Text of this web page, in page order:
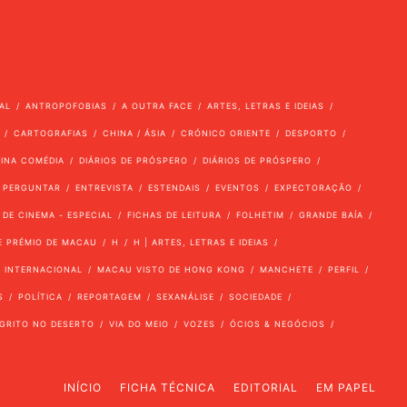
ANTROPOFOBIAS A OUTRA FACE ARTES, LETRAS E IDEIAS
CARTOGRAFIAS CHINA / ÁSIA CRÓNICO ORIENTE DESPORTO
COMÉDIA DIÁRIOS DE PRÓSPERO DIÁRIOS DE PRÓSPERO
ENTREVISTA ESTENDAIS EVENTOS EXPECTORAÇÃO
CINEMA - ESPECIAL FICHAS DE LEITURA FOLHETIM GRANDE BAÍA
PRÉMIO DE MACAU H H | ARTES, LETRAS E IDEIAS
INTERNACIONAL MACAU VISTO DE HONG KONG MANCHETE PERFIL
POLÍTICA REPORTAGEM SEXANÁLISE SOCIEDADE
NO DESERTO VIA DO MEIO VOZES ÓCIOS & NEGÓCIOS
INÍCIO FICHA TÉCNICA EDITORIAL EM PAPEL